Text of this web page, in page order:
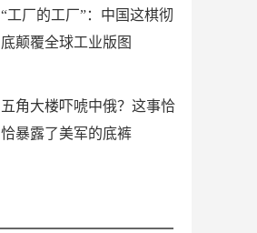
“工厂的工厂”：中国这棋彻
底颠覆全球工业版图
五角大楼吓唬中俄？这事恰
恰暴露了美军的底裤